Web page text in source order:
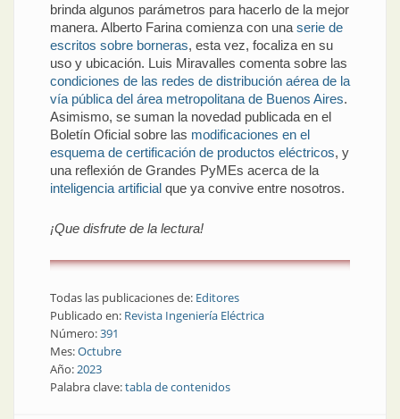
brinda algunos parámetros para hacerlo de la mejor
manera. Alberto Farina comienza con una serie de
escritos sobre borneras, esta vez, focaliza en su
uso y ubicación. Luis Miravalles comenta sobre las
condiciones de las redes de distribución aérea de la
vía pública del área metropolitana de Buenos Aires.
Asimismo, se suman la novedad publicada en el
Boletín Oficial sobre las modificaciones en el
esquema de certificación de productos eléctricos, y
una reflexión de Grandes PyMEs acerca de la
inteligencia artificial que ya convive entre nosotros.
¡Que disfrute de la lectura!
Todas las publicaciones de: Editores
Publicado en: Revista Ingeniería Eléctrica
Número:391
Mes:Octubre
Año:2023
Palabra clave:tabla de contenidos